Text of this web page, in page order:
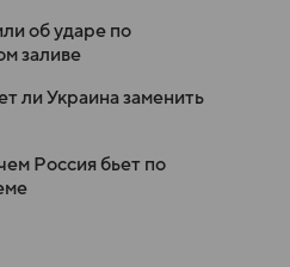
об ударе по
заливе
ли Украина заменить
Россия бьет по